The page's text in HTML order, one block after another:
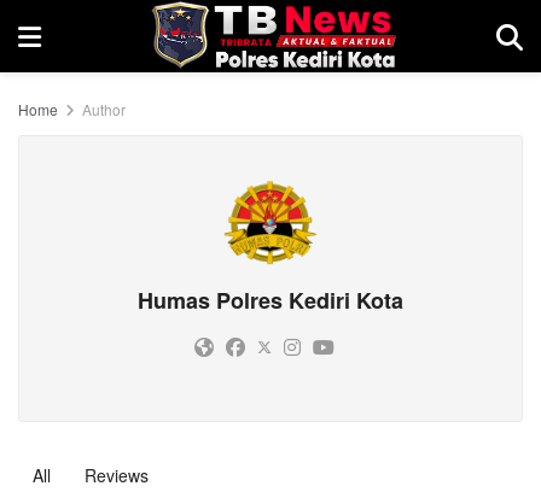
Home Author
Humas Polres Kediri Kota
All Reviews